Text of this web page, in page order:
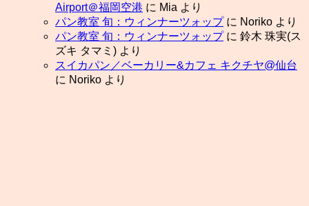
Airport＠福岡空港 に Mia より
パン教室 旬：ウィンナーツォップに Noriko より
パン教室 旬：ウィンナーツォップに 鈴木 珠実(ス
ズキ タマミ) より
スイカパン／ベーカリー&カフェ キクチヤ@仙台
に Noriko より